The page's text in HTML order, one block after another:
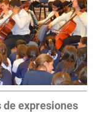
de expresiones